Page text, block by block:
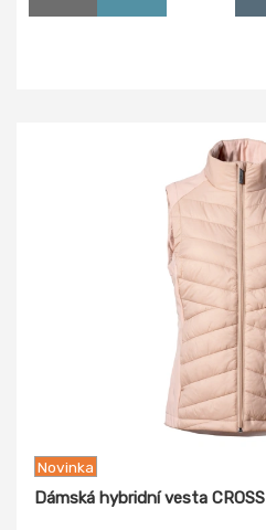
Novinka
Dámská hybridní vesta CROSS